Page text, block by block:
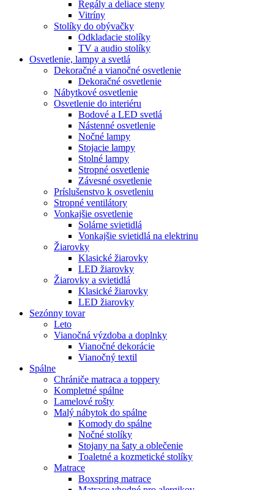
Regály a deliace steny
Vitríny
Stolíky do obývačky
Odkladacie stolíky
TV a audio stolíky
Osvetlenie, lampy a svetlá
Dekoračné a vianočné osvetlenie
Dekoračné osvetlenie
Nábytkové osvetlenie
Osvetlenie do interiéru
Bodové a LED svetlá
Nástenné osvetlenie
Nočné lampy
Stojacie lampy
Stolné lampy
Stropné osvetlenie
Závesné osvetlenie
Príslušenstvo k osvetleniu
Stropné ventilátory
Vonkajšie osvetlenie
Solárne svietidlá
Vonkajšie svietidlá na elektrinu
Žiarovky
Klasické žiarovky
LED žiarovky
Žiarovky a svietidlá
Klasické žiarovky
LED žiarovky
Sezónny tovar
Leto
Vianočná výzdoba a doplnky
Vianočné dekorácie
Vianočný textil
Spálne
Chrániče matraca a toppery
Kompletné spálne
Lamelové rošty
Malý nábytok do spálne
Komody do spálne
Nočné stolíky
Stojany na šaty a oblečenie
Toaletné a kozmetické stolíky
Matrace
Boxspring matrace